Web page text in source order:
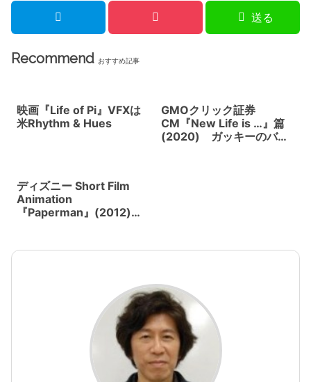
送る
Recommend おすすめ記事
映画『Life of Pi』VFXは
米Rhythm & Hues
GMOクリック証券
CM『New Life is …』篇
(2020) ガッキーのバク
ディズニー Short Film
Animation
『Paperman』(2012)
ン・カーズ監督